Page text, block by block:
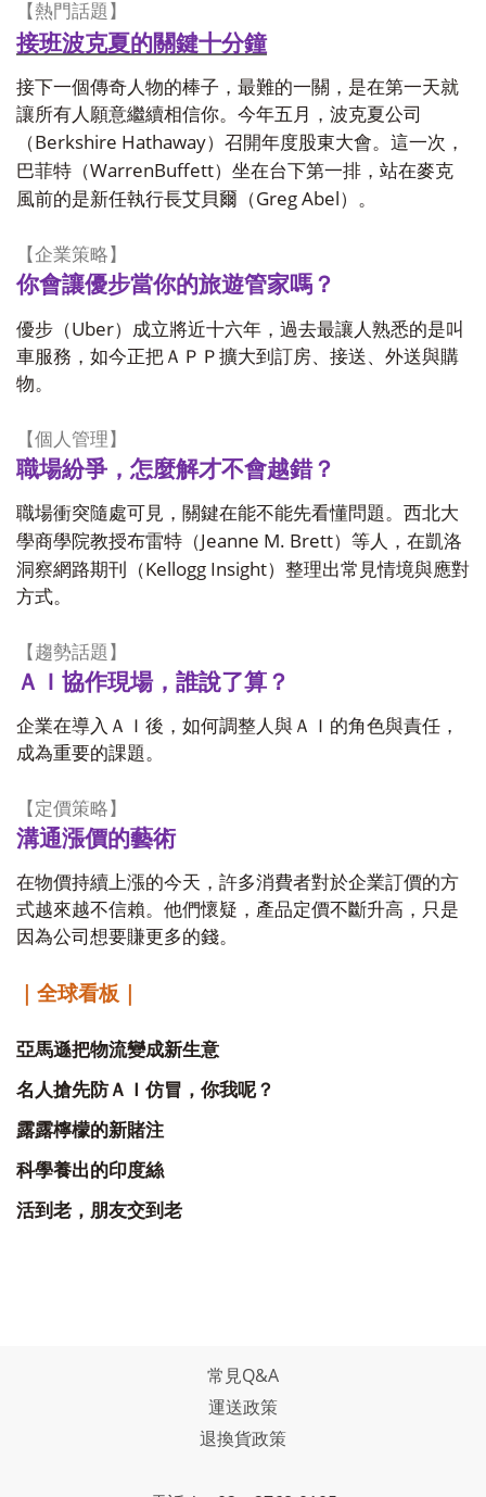
【熱門話題】
接班波克夏的關鍵十分鐘
接下一個傳奇人物的棒子，最難的一關，是在第一天就
讓所有人願意繼續相信你。今年五月，波克夏公司
（Berkshire Hathaway）召開年度股東大會。這一次，
巴菲特（WarrenBuffett）坐在台下第一排，站在麥克
風前的是新任執行長艾貝爾（Greg Abel）。
【企業策略】
你會讓優步當你的旅遊管家嗎？
優步（Uber）成立將近十六年，過去最讓人熟悉的是叫
車服務，如今正把ＡＰＰ擴大到訂房、接送、外送與購
物。
【個人管理】
職場紛爭，怎麼解才不會越錯？
職場衝突隨處可見，關鍵在能不能先看懂問題。西北大
學商學院教授布雷特（Jeanne M. Brett）等人，在凱洛
洞察網路期刊（Kellogg Insight）整理出常見情境與應對
方式。
【趨勢話題】
ＡＩ協作現場，誰說了算？
企業在導入ＡＩ後，如何調整人與ＡＩ的角色與責任，
成為重要的課題。
【定價策略】
溝通漲價的藝術
在物價持續上漲的今天，許多消費者對於企業訂價的方
式越來越不信賴。他們懷疑，產品定價不斷升高，只是
因為公司想要賺更多的錢。
｜全球看板｜
亞馬遜把物流變成新生意
名人搶先防ＡＩ仿冒，你我呢？
露露檸檬的新賭注
科學養出的印度絲
活到老，朋友交到老
常見Q&A
運送政策
退換貨政策